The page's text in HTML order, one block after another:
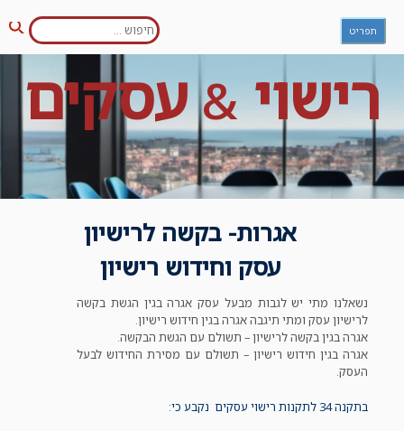
Skip
content
חפש: תפריט
רישוי&עסקים
אגרות- בקשה לרישיון
עסק וחידוש רישיון
נשאלנו מתי יש לגבות מבעל עסק אגרה בגין הגשת בקשה
לרישיון עסק ומתי תיגבה אגרה בגין חידוש רישיון.
אגרה בגין בקשה לרישיון – תשולם עם הגשת הבקשה.
אגרה בגין חידוש רישיון – תשולם עם מסירת החידוש לבעל
העסק.
בתקנה 34 לתקנות רישוי עסקים נקבע כי: